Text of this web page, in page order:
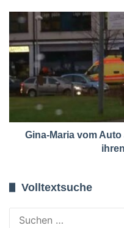
Gina-Maria vom
Volltextsuche